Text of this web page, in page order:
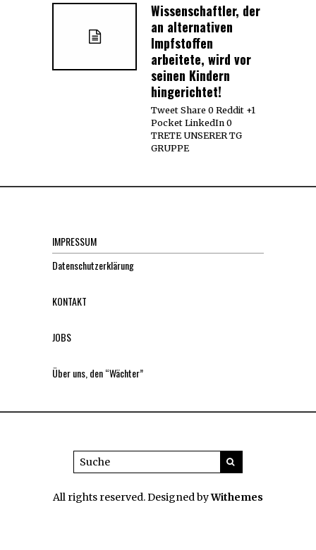
Wissenschaftler, der
an alternativen
Impfstoffen
arbeitete, wird vor
seinen Kindern
hingerichtet!
Tweet Share 0 Reddit +1
Pocket LinkedIn 0
TRETE UNSERER TG
GRUPPE
IMPRESSUM
Datenschutzerklärung
KONTAKT
JOBS
Über uns, den “Wächter”
All rights reserved. Designed byWithemes